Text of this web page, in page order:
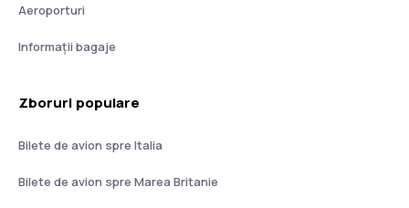
Aeroporturi
Informații bagaje
Zboruri populare
Bilete de avion spre Italia
Bilete de avion spre Marea Britanie